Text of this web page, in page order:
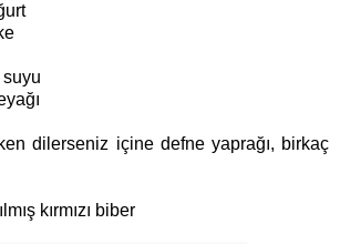
suyu
dilerseniz içine defne yaprağı, birkaç
kırmızı biber